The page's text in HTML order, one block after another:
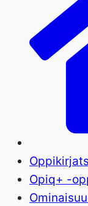
Oppikirjat
Opiq+ -